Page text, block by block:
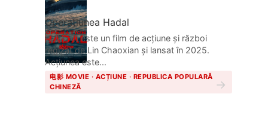
Operațiunea Hadal
蛟龙行动 este un film de acțiune și război
regizat de Lin Chaoxian și lansat în 2025.
Acțiunea este...
电影 MOVIE · ACȚIUNE · REPUBLICA POPULARĂ
CHINEZĂ
→